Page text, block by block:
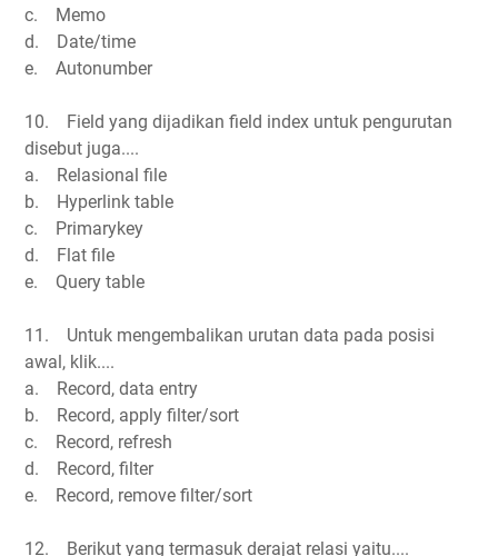
c. Memo
d. Date/time
e. Autonumber
10. Field yang dijadikan field index untuk pengurutan
disebut juga....
a. Relasional file
b. Hyperlink table
c. Primarykey
d. Flat file
e. Query table
11. Untuk mengembalikan urutan data pada posisi
awal, klik....
a. Record, data entry
b. Record, apply filter/sort
c. Record, refresh
d. Record, filter
e. Record, remove filter/sort
12. Berikut yang termasuk derajat relasi yaitu....